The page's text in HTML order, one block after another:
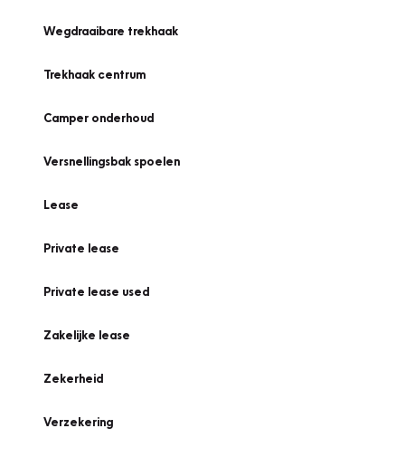
Wegdraaibare trekhaak
Trekhaak centrum
Camper onderhoud
Versnellingsbak spoelen
Lease
Private lease
Private lease used
Zakelijke lease
Zekerheid
Verzekering